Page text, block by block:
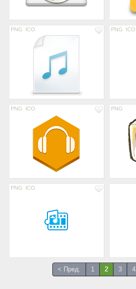
PNG ICO PNG ICO
PNG ICO PNG
PNG ICO
< Пред. 1 2 3 4